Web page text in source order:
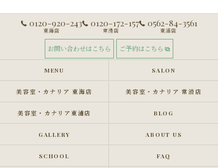
0120-920-243
東海店
0120-172-157
常滑店
0562-84-3561
東浦店
お問い合わせはこちら ご予約はこちら
MENU SALON
美容室・カナリア 東海店 美容室・カナリア 常滑店
美容室・カナリア東浦店 BLOG
GALLERY ABOUT US
SCHOOL FAQ